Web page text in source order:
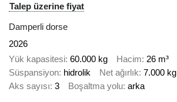
Talep üzerine fiyat
Damperli dorse
2026
Yük kapasitesi 60.000 kg Hacim 26 m³
Süspansiyon hidrolik Net ağırlık 7.000 kg
Aks sayısı 3 Boşaltma yolu arka